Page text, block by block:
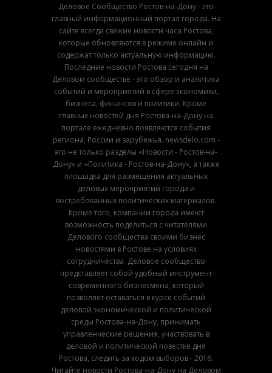
Деловое Сообщество Ростов-на-Дону - это
главный информационный портал города. На
сайте всегда свежие новости часа Ростова,
которые обновляются в режиме онлайн и
содержат только актуальную информацию.
Последние новости Ростова сегодня на
Деловом сообществе - это обзор и аналитика
событий и мероприятий в сфере экономики,
бизнеса, финансов и политики. Кроме
главных новостей дня Ростова-на-Дону на
портале ежедневно появляются события
региона, России и зарубежья. newsdelo.com -
это не только разделы «Новости - Ростов-на-
Дону» и «Политика - Ростов-на-Дону», а также
площадка для размещения актуальных
деловых мероприятий города и
востребованных политических материалов.
Кроме того, компании города имеют
возможность поделиться с читателями
Делового сообщества своими бизнес
новостями в Ростове на условиях
сотрудничества. Деловое сообщество
представляет собой удобный инструмент
современного бизнесмена, который
позволяет оставаться в курсе событий
деловой экономической и политической
среды Ростова-на-Дону, принимать
управленческие решения, участвовать в
деловой и политической повестке дня
Ростова, следить за ходом выборов - 2016.
Читайте новости Ростова-на-Дону на Деловом